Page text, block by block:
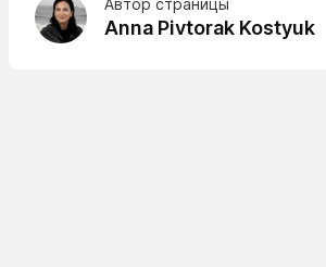
Автор страницы
Anna Pivtorak Kostyuk